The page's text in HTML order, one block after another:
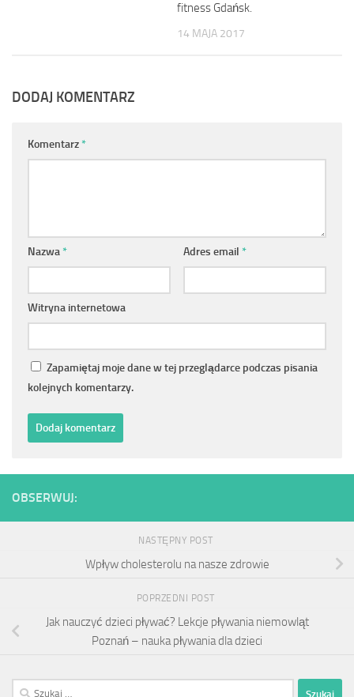
fitness Gdańsk.
14 MAJA 2017
DODAJ KOMENTARZ
Komentarz*
Nazwa* Adres email *
Witryna internetowa
Zapamiętaj moje dane w tej przeglądarce podczas pisania
kolejnych komentarzy.
OBSERWUJ:
NASTĘPNY POST
Wpływ cholesterolu na nasze zdrowie
POPRZEDNI POST
Jak nauczyć dzieci pływać? Lekcje pływania niemowląt
Poznań – nauka pływania dla dzieci
Szukaj: